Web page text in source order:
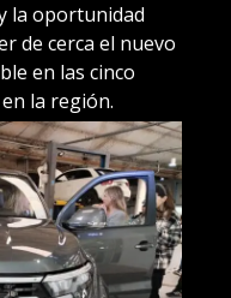
la oportunidad
de cerca el nuevo
en las cinco
la región.